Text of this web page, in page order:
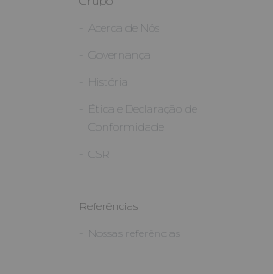
Acerca de Nós
Governança
História
Ética e Declaração de
Conformidade
CSR
Referências
Nossas referências